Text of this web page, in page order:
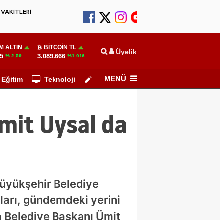
ALTIN
% 2,59
BITCOIN TL
3.089.666 %1.016 Üyelik
Eğitim Teknoloji Köşe Yazarları
MENÜ
Uysal da
Belediye
gündemdeki yerini
Başkanı Ümit